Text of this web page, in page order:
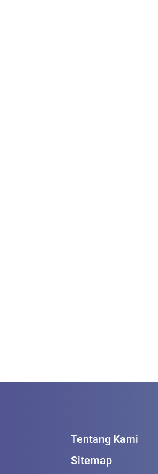
Tentang Kami
Sitemap